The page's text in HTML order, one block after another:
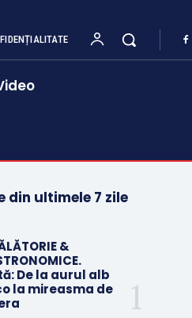
din ultimele 7 zile
&
De la aurul alb
la mireasma de